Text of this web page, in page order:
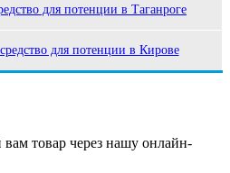
для потенции в Таганроге
для потенции в Кирове
товар через нашу онлайн-